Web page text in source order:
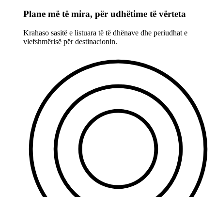
Plane më të mira, për udhëtime të vërteta
Krahaso sasitë e listuara të të dhënave dhe periudhat e
vlefshmërisë për destinacionin.